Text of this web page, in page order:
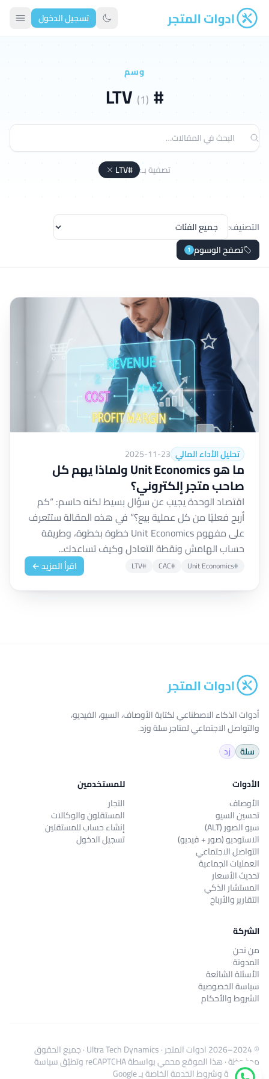
ادوات المتجر تبديل الوضع الداكن
تسجيل الدخول
وسم
#LTV
(1)
تصفية بـ: #LTV
التصنيف:
تصفح الوسوم 1
تحليل الأداء المالي 2025-11-23
ما هو Unit Economics ولماذا يهم كل
صاحب متجر إلكتروني؟
اقتصاد الوحدة يجيب عن سؤال بسيط لكنه حاسم: “كم
أربح فعليًا من كل عملية بيع؟” في هذه المقالة ستتعرف
على مفهوم Unit Economics خطوة بخطوة، وطريقة
حساب الهامش ونقطة التعادل وكيف تساعدك...
#Unit Economics
#CAC
#LTV اقرأ المزيد ←
أدوات الذكاء الاصطناعي لكتابة الأوصاف، السيو، الفيديو،
والتواصل الاجتماعي لمتاجر سلة وزد.
سلة
زد
الأدوات
الأوصاف
تحسين السيو
سيو الصور (ALT)
الاستوديو (صور + فيديو)
التواصل الاجتماعي
العمليات الجماعية
تحديث الأسعار
المستشار الذكي
التقارير والأرباح
للمستخدمين
التجار
المستقلون والوكالات
إنشاء حساب للمستقلين
تسجيل الدخول
الشركة
من نحن
المدونة
الأسئلة الشائعة
سياسة الخصوصية
الشروط والأحكام
© 2024–2026 ادوات المتجر·
Ultra Tech Dynamics· جميع الحقوق
محفوظة · هذا الموقع محمي بواسطة reCAPTCHA وتطبّق سياسة
الخصوصيةوشروط الخدمةالخاصة بـ Google